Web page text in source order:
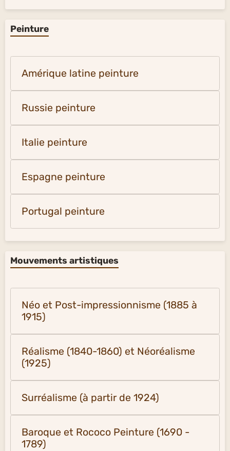
Peinture
Amérique latine peinture
Russie peinture
Italie peinture
Espagne peinture
Portugal peinture
Mouvements artistiques
Néo et Post-impressionnisme (1885 à
1915)
Réalisme (1840-1860) et Néoréalisme
(1925)
Surréalisme (à partir de 1924)
Baroque et Rococo Peinture (1690 -
1789)